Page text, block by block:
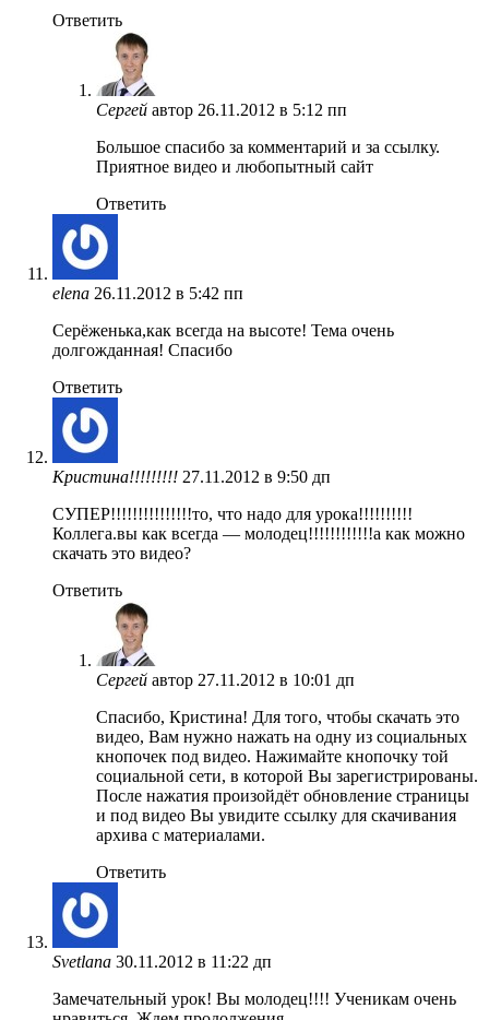
Ответить
Сергей автор 26.11.2012 в 5:12 пп
Большое спасибо за комментарий и за ссылку.
Приятное видео и любопытный сайт
Ответить
elena 26.11.2012 в 5:42 пп
Серёженька,как всегда на высоте! Тема очень
долгожданная! Спасибо
Ответить
Кристина!!!!!!!!! 27.11.2012 в 9:50 дп
СУПЕР!!!!!!!!!!!!!!!то, что надо для урока!!!!!!!!!!
Коллега.вы как всегда — молодец!!!!!!!!!!!!а как можно
скачать это видео?
Ответить
Сергей автор 27.11.2012 в 10:01 дп
Спасибо, Кристина! Для того, чтобы скачать это
видео, Вам нужно нажать на одну из социальных
кнопочек под видео. Нажимайте кнопочку той
социальной сети, в которой Вы зарегистрированы.
После нажатия произойдёт обновление страницы
и под видео Вы увидите ссылку для скачивания
архива с материалами.
Ответить
Svetlana 30.11.2012 в 11:22 дп
Замечательный урок! Вы молодец!!!! Ученикам очень